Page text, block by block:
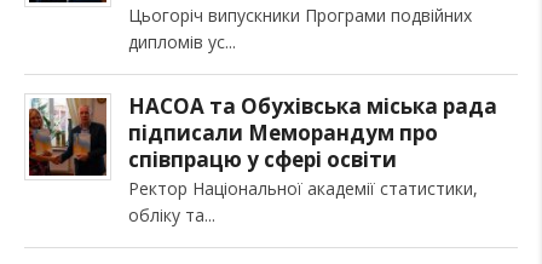
Цьогоріч випускники Програми подвійних
дипломів ус
НАСОА та Обухівська міська рада
підписали Меморандум про
співпрацю у сфері освіти
Ректор Національної академії статистики,
обліку та